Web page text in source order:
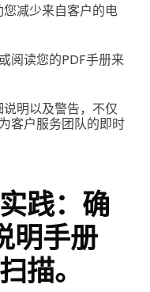
减少来自客户的电
阅读您的PDF手册来
明以及警告，不仅
客户服务团队的即时
践：确
明手册
描。